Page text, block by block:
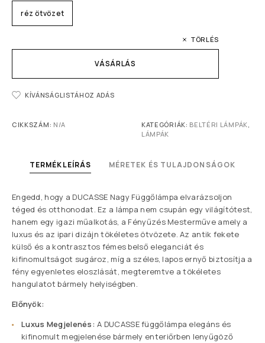
réz ötvözet
TÖRLÉS
VÁSÁRLÁS
KÍVÁNSÁGLISTÁHOZ ADÁS
CIKKSZÁM: N/A KATEGÓRIÁK: BELTÉRI LÁMPÁK,
LÁMPÁK
TERMÉKLEÍRÁS MÉRETEK ÉS TULAJDONSÁGOK
Engedd, hogy a DUCASSE Nagy Függőlámpa elvarázsoljon
téged és otthonodat. Ez a lámpa nem csupán egy világítótest,
hanem egy igazi műalkotás, a Fényűzés Mesterműve amely a
luxus és az ipari dizájn tökéletes ötvözete. Az antik fekete
külső és a kontrasztos fémes belső eleganciát és
kifinomultságot sugároz, míg a széles, lapos ernyő biztosítja a
fény egyenletes eloszlását, megteremtve a tökéletes
hangulatot bármely helyiségben.
Előnyök:
Luxus Megjelenés: A DUCASSE függőlámpa elegáns és
kifinomult megjelenése bármely enteriőrben lenyűgöző